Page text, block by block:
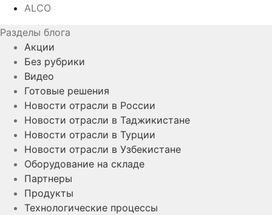
ALCO
Разделы блога
Акции
Без рубрики
Видео
Готовые решения
Новости отрасли в России
Новости отрасли в Таджикистане
Новости отрасли в Турции
Новости отрасли в Узбекистане
Оборудование на складе
Партнеры
Продукты
Технологические процессы